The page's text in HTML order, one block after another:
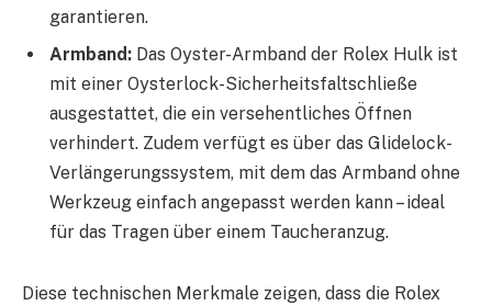
garantieren.
Armband: Das Oyster-Armband der Rolex Hulk ist
mit einer Oysterlock-Sicherheitsfaltschließe
ausgestattet, die ein versehentliches Öffnen
verhindert. Zudem verfügt es über das Glidelock-
Verlängerungssystem, mit dem das Armband ohne
Werkzeug einfach angepasst werden kann – ideal
für das Tragen über einem Taucheranzug.
Diese technischen Merkmale zeigen, dass die Rolex